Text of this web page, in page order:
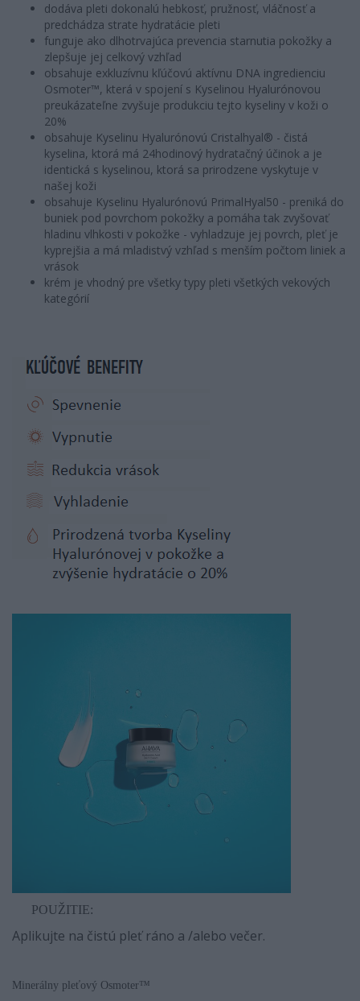
dodáva pleti dokonalú hebkosť, pružnosť, vláčnosť a
predchádza strate hydratácie pleti
funguje ako dlhotrvajúca prevencia starnutia pokožky a
zlepšuje jej celkový vzhľad
obsahuje exkluzívnu kľúčovú aktívnu DNA ingredienciu
Osmoter™, která v spojení s Kyselinou Hyalurónovou
preukázateľne zvyšuje produkciu tejto kyseliny v koži o
20%
obsahuje Kyselinu Hyalurónovú Cristalhyal® - čistá
kyselina, ktorá má 24hodinový hydratačný účinok a je
identická s kyselinou, ktorá sa prirodzene vyskytuje v
našej koži
obsahuje Kyselinu Hyalurónovú PrimalHyal50 - preniká do
buniek pod povrchom pokožky a pomáha tak zvyšovať
hladinu vlhkosti v pokožke - vyhladzuje jej povrch, pleť je
kyprejšia a má mladistvý vzhľad s menším počtom liniek a
vrások
krém je vhodný pre všetky typy pleti všetkých vekových
kategórií
POUŽITIE:
Aplikujte na čistú pleť ráno a /alebo večer.
Minerálny pleťový Osmoter™